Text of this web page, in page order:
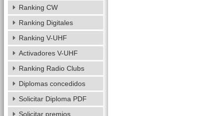
Ranking CW
Ranking Digitales
Ranking V-UHF
Activadores V-UHF
Ranking Radio Clubs
Diplomas concedidos
Solicitar Diploma PDF
Solicitar premios